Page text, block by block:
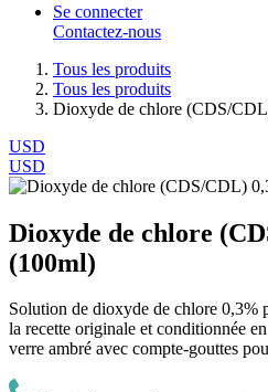
Se connecter
Contactez-nous
Tous les produits
Tous les produits
Dioxyde de chlore (CDS/
USD
USD
Dioxyde de chlore
(100ml)
Solution de dioxyde de chlore 0,3%
la recette originale et conditionnée
verre ambré avec compte-gouttes